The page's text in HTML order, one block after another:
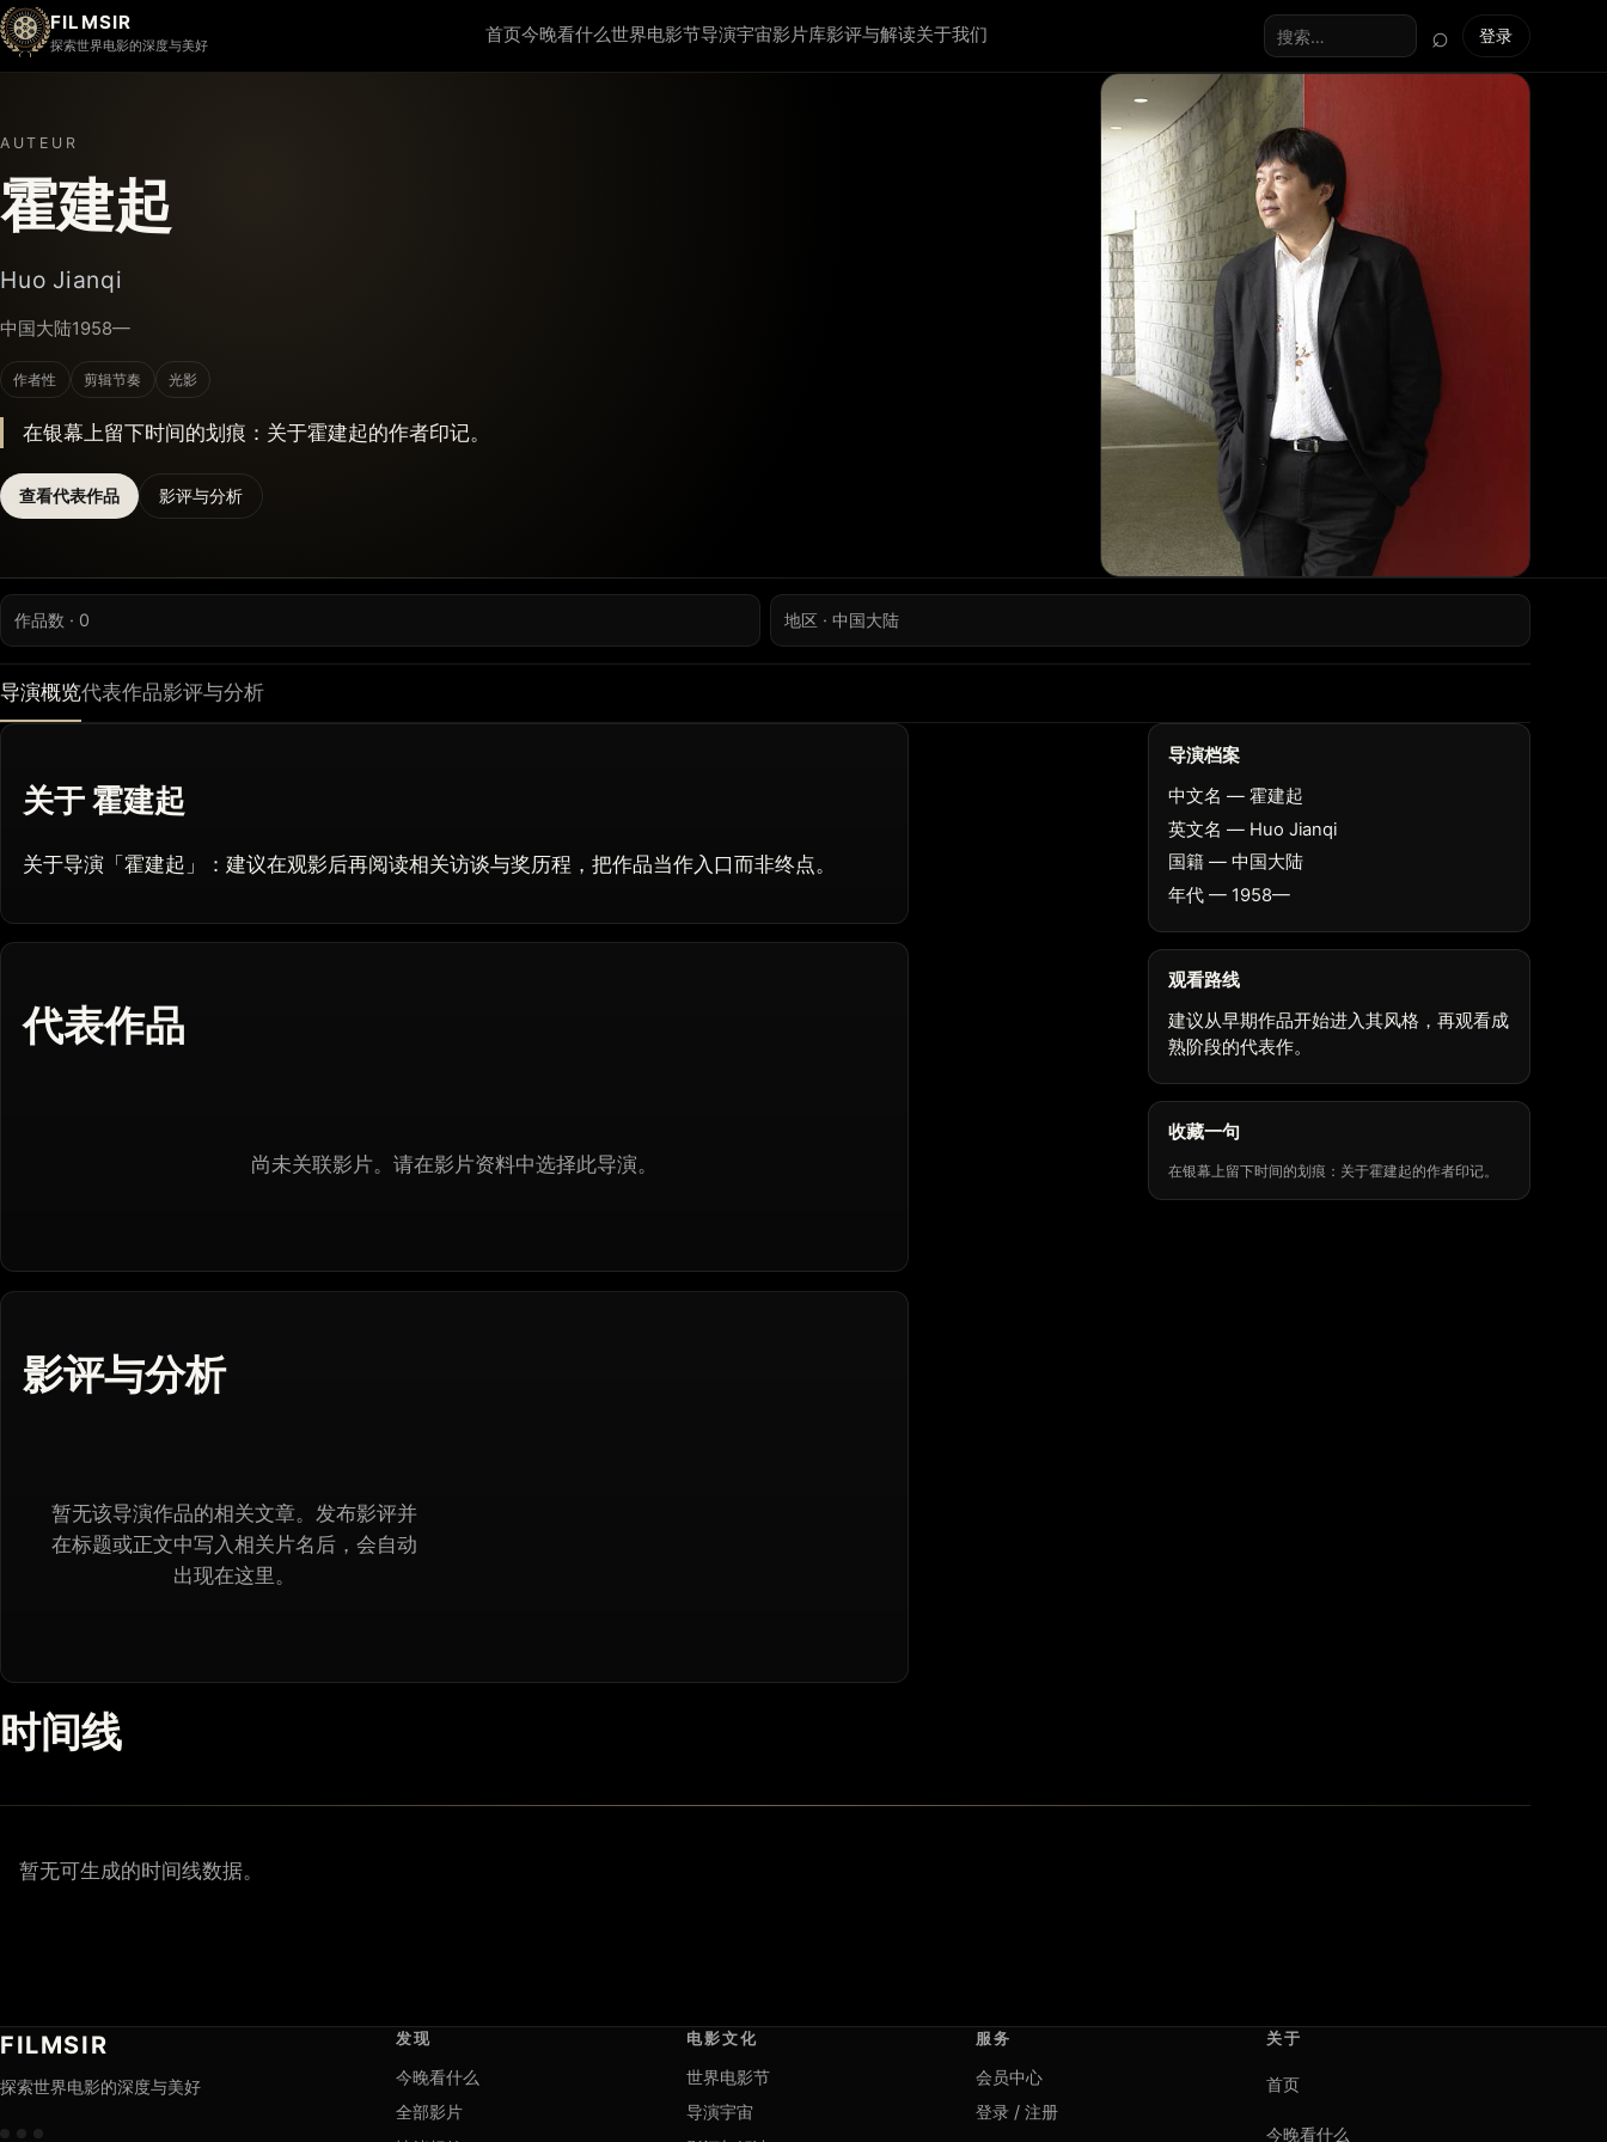
FILMSIR
探索世界电影的深度与美好 首页今晚看什么世界电影节导演宇宙影片库影评与解读关于我们
搜索全站
⌕ 登录
AUTEUR
霍建起
Huo Jianqi
中国大陆1958—
作者性 剪辑节奏 光影
在银幕上留下时间的划痕：关于霍建起的作者印记。
查看代表作品 影评与分析
作品数 · 0 地区 · 中国大陆
导演概览代表作品影评与分析
关于 霍建起
关于导演「霍建起」：建议在观影后再阅读相关访谈与奖历程，把作品当作入口而非终点。
代表作品
尚未关联影片。请在影片资料中选择此导演。
影评与分析
暂无该导演作品的相关文章。发布影评并
在标题或正文中写入相关片名后，会自动
出现在这里。
导演档案
中文名 — 霍建起
英文名 — Huo Jianqi
国籍 — 中国大陆
年代 — 1958—
观看路线
建议从早期作品开始进入其风格，再观看成
熟阶段的代表作。
收藏一句
在银幕上留下时间的划痕：关于霍建起的作者印记。
时间线
暂无可生成的时间线数据。
FILMSIR
探索世界电影的深度与美好
发现
今晚看什么
全部影片
电影文化
世界电影节
导演宇宙
服务
会员中心
登录 / 注册
关于
首页
今晚看什么